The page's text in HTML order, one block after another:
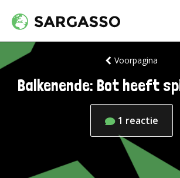
Voorpagina
Balkenende: Bot heeft
1 reactie